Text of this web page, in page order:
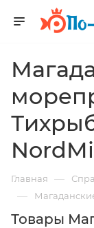
Главная —
—
Товары